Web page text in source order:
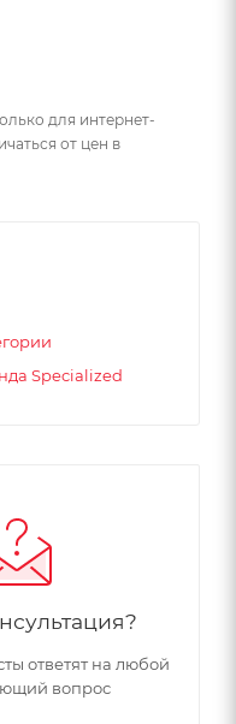
для интернет-
от цен в
Specialized
ответят на любой
вопрос